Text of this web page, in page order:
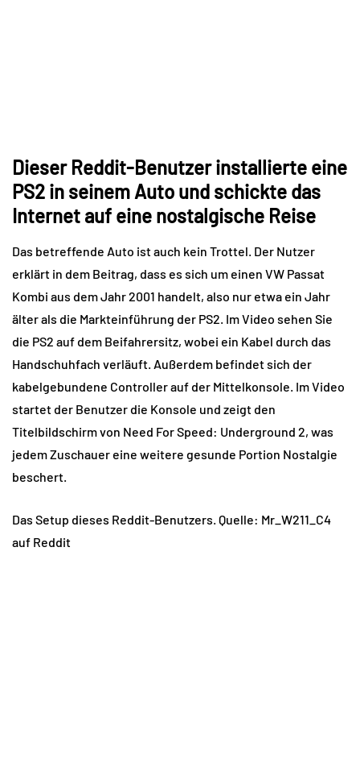
Dieser Reddit-Benutzer installierte eine
PS2 in seinem Auto und schickte das
Internet auf eine nostalgische Reise
Das betreffende Auto ist auch kein Trottel. Der Nutzer
erklärt in dem Beitrag, dass es sich um einen VW Passat
Kombi aus dem Jahr 2001 handelt, also nur etwa ein Jahr
älter als die Markteinführung der PS2. Im Video sehen Sie
die PS2 auf dem Beifahrersitz, wobei ein Kabel durch das
Handschuhfach verläuft. Außerdem befindet sich der
kabelgebundene Controller auf der Mittelkonsole. Im Video
startet der Benutzer die Konsole und zeigt den
Titelbildschirm von Need For Speed: Underground 2, was
jedem Zuschauer eine weitere gesunde Portion Nostalgie
beschert.
Das Setup dieses Reddit-Benutzers. Quelle: Mr_W211_C4
auf Reddit